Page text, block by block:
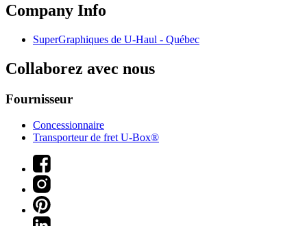
Company Info
SuperGraphiques de U-Haul - Québec
Collaborez avec nous
Fournisseur
Concessionnaire
Transporteur de fret U-Box®